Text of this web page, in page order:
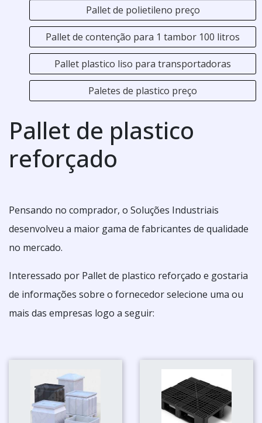
Pallet de polietileno preço
Pallet de contenção para 1 tambor 100 litros
Pallet plastico liso para transportadoras
Paletes de plastico preço
Pallet de plastico
reforçado
Pensando no comprador, o Soluções Industriais
desenvolveu a maior gama de fabricantes de qualidade
no mercado.
Interessado por Pallet de plastico reforçado e gostaria
de informações sobre o fornecedor selecione uma ou
mais das empresas logo a seguir: